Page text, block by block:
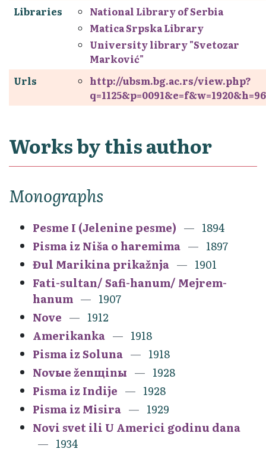
Libraries
National Library of Serbia
Matica Srpska Library
University library "Svetozar
Marković"
Urls
http://ubsm.bg.ac.rs/view.php?
Works by this author
Monographs
Pesme I (Jelenine pesme)
1894
Pisma iz Niša o haremima
1897
Đul Marikina prikažnja
1901
Fati-sultan/ Safi-hanum/ Mejrem-
hanum
1907
Nove
1912
Amerikanka
1918
Pisma iz Soluna
1918
Novыe ženщinы
1928
Pisma iz Indije
1928
Pisma iz Misira
1929
Novi svet ili U Americi godinu dana
1934